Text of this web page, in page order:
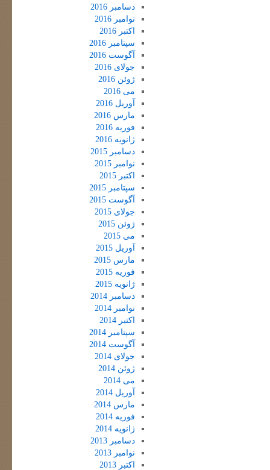
دسامبر 2016
نوامبر 2016
اکتبر 2016
سپتامبر 2016
آگوست 2016
جولای 2016
ژوئن 2016
می 2016
آوریل 2016
مارس 2016
فوریه 2016
ژانویه 2016
دسامبر 2015
نوامبر 2015
اکتبر 2015
سپتامبر 2015
آگوست 2015
جولای 2015
ژوئن 2015
می 2015
آوریل 2015
مارس 2015
فوریه 2015
ژانویه 2015
دسامبر 2014
نوامبر 2014
اکتبر 2014
سپتامبر 2014
آگوست 2014
جولای 2014
ژوئن 2014
می 2014
آوریل 2014
مارس 2014
فوریه 2014
ژانویه 2014
دسامبر 2013
نوامبر 2013
اکتبر 2013